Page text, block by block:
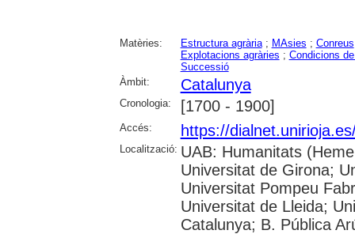
Matèries: Estructura agrària; MAsies ; Conreus
Explotacions agràries ; Condicions
Successió
Àmbit:
Catalunya
Cronologia: [1700 - 1900]
Accés: https://
Localització: UAB: Humanitats
Universitat de Girona;
Universitat Pompeu
Universitat de Lleida;
Catalunya; B. Pública